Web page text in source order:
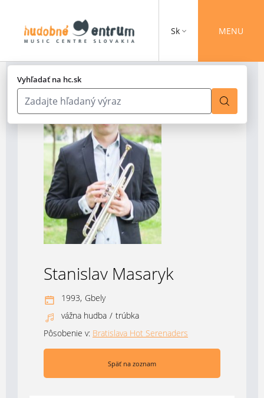
Vyhľadať na hc.sk
Sk MENU
Stanislav Masaryk
1993, Gbely
vážna hudba / trúbka
Pôsobenie v: Bratislava Hot Serenaders
Späť na zoznam